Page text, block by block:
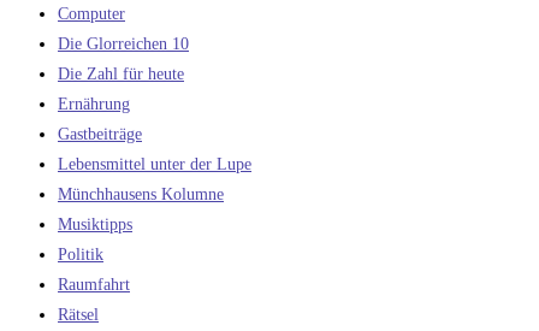
Computer
Die Glorreichen 10
Die Zahl für heute
Ernährung
Gastbeiträge
Lebensmittel unter der Lupe
Münchhausens Kolumne
Musiktipps
Politik
Raumfahrt
Rätsel